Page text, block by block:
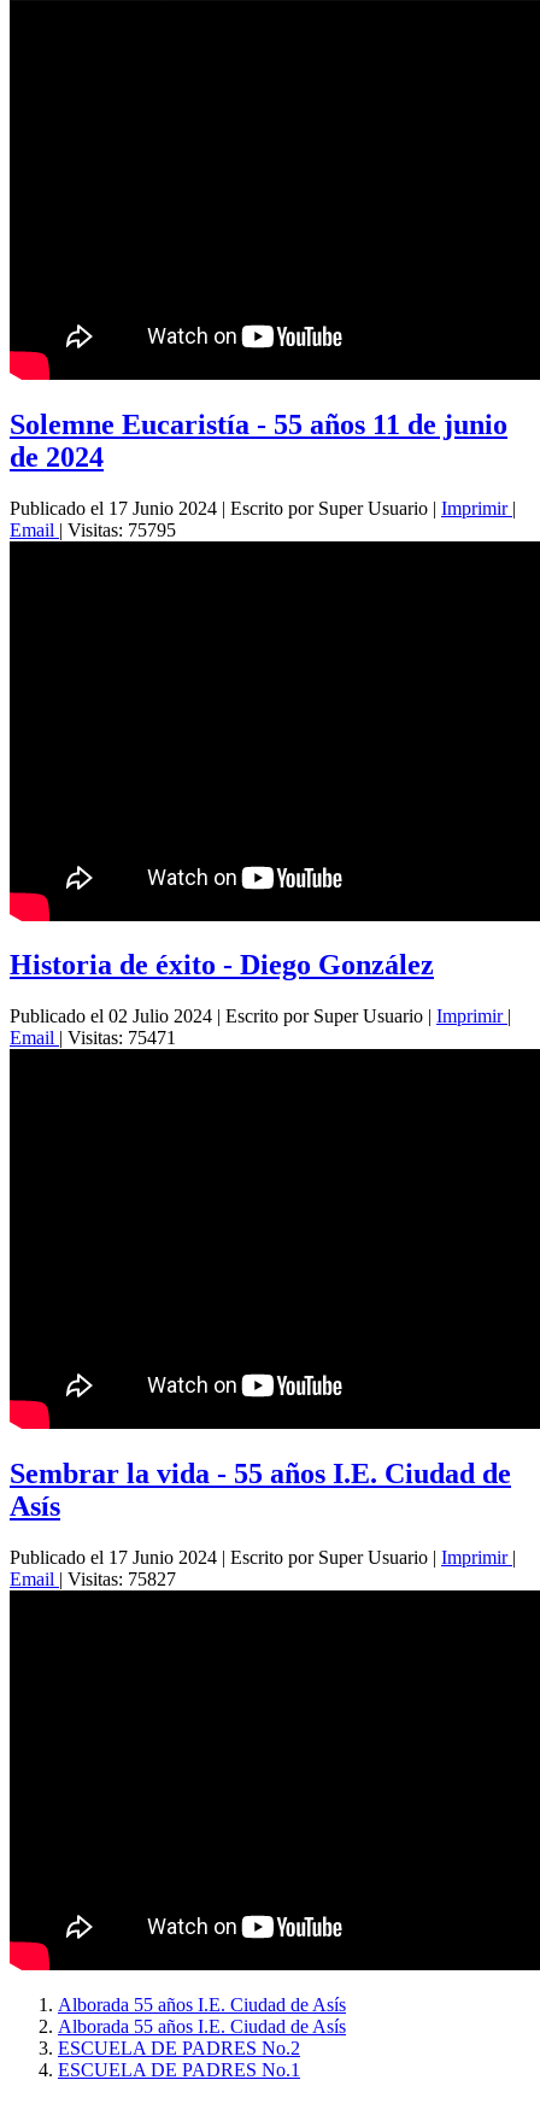
Solemne Eucaristía - 55 años 11 de junio
de 2024
Publicado el 17 Junio 2024 | Escrito por Super Usuario | Imprimir |
Email | Visitas: 75795
Historia de éxito - Diego González
Publicado el 02 Julio 2024 | Escrito por Super Usuario | Imprimir |
Email | Visitas: 75471
Sembrar la vida - 55 años I.E. Ciudad de
Asís
Publicado el 17 Junio 2024 | Escrito por Super Usuario | Imprimir |
Email | Visitas: 75827
Alborada 55 años I.E. Ciudad de Asís
Alborada 55 años I.E. Ciudad de Asís
ESCUELA DE PADRES No.2
ESCUELA DE PADRES No.1